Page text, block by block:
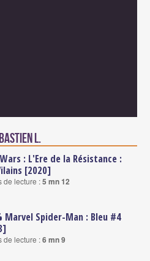
L.
: L'Ere de la Résistance :
[2020]
de lecture :5 mn 12
Marvel Spider-Man : Bleu #4
de lecture :6 mn 9